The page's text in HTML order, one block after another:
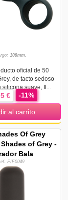
108mm.
oficial de 50
de tacto sedoso
silicona suave, fl...
€ -11%
al carrito
Of Grey
of Grey -
Bala
FIF0049